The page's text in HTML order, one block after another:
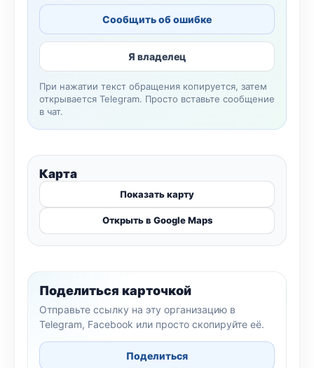
Сообщить об ошибке
Я владелец
При нажатии текст обращения копируется, затем
открывается Telegram. Просто вставьте сообщение
в чат.
Карта
Показать карту
Открыть в Google Maps
Поделиться карточкой
Отправьте ссылку на эту организацию в
Telegram, Facebook или просто скопируйте её.
Поделиться